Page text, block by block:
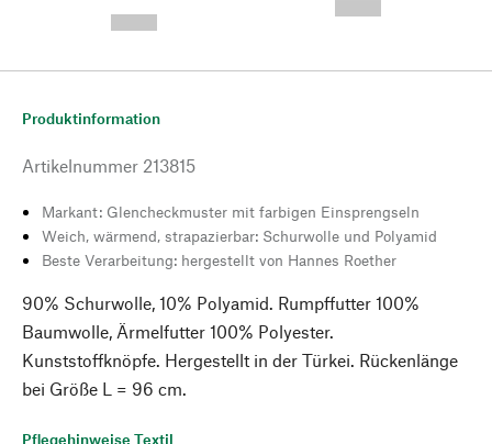
Produktinformation
Artikelnummer 213815
Markant: Glencheckmuster mit farbigen Einsprengseln
Weich, wärmend, strapazierbar: Schurwolle und Polyamid
Beste Verarbeitung: hergestellt von Hannes Roether
90% Schurwolle, 10% Polyamid. Rumpffutter 100%
Baumwolle, Ärmelfutter 100% Polyester.
Kunststoffknöpfe. Hergestellt in der Türkei. Rückenlänge
bei Größe L = 96 cm.
Pflegehinweise Textil